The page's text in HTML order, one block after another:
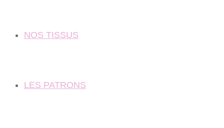
NOS TISSUS
LES PATRONS